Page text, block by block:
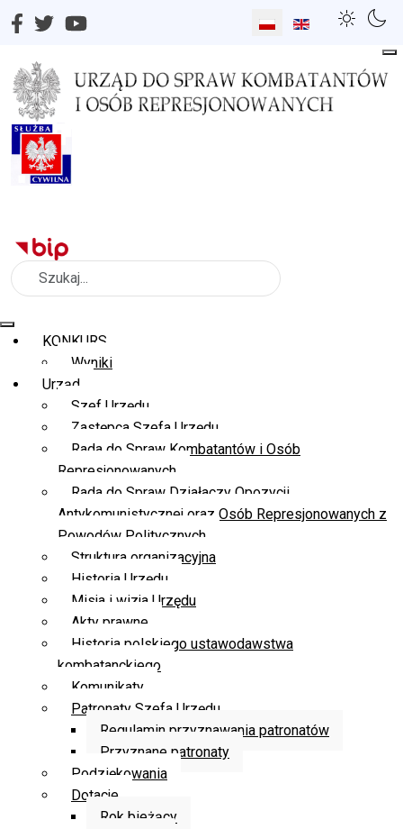
Wybierz swój język
Szukaj
KONKURS
Wyniki
Urząd
Szef Urzędu
Zastępca Szefa Urzędu
Rada do Spraw Kombatantów i Osób
Represjonowanych
Rada do Spraw Działaczy Opozycji
Antykomunistycznej oraz Osób Represjonowanych z
Powodów Politycznych
Struktura organizacyjna
Historia Urzędu
Misja i wizja Urzędu
Akty prawne
Historia polskiego ustawodawstwa
kombatanckiego
Komunikaty
Patronaty Szefa Urzędu
Regulamin przyznawania patronatów
Przyznane patronaty
Podziękowania
Dotacje
Rok bieżący